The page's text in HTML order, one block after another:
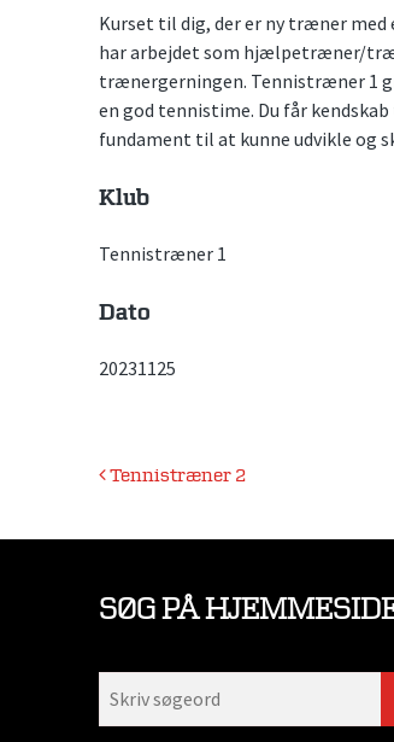
Kurset til dig, der er ny træner
har arbejdet som hjælpetræner/
trænergerningen. Tennistræner 1
en god tennistime. Du får
fundament til at kunne udvikle og
Klub
Tennistræner 1
Dato
20231125
Indlægsnavigation
Tennistræner 2
SØG PÅ